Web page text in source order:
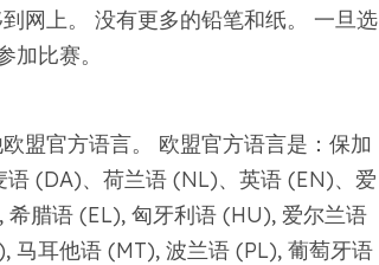
网上。 没有更多的铅笔和纸。 一旦选
比赛。
盟官方语言。 欧盟官方语言是：保加
(DA)、荷兰语 (NL)、英语 (EN)、爱
腊语 (EL), 匈牙利语 (HU), 爱尔兰语
马耳他语 (MT), 波兰语 (PL), 葡萄牙语